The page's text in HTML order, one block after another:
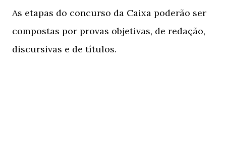
As etapas do concurso da Caixa poderão ser
compostas por provas objetivas, de redação,
discursivas e de títulos.